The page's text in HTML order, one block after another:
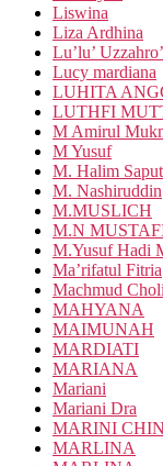
Liswina
Liza Ardhina
Lu’lu’ Uzzahro’
Lucy mardiana
LUHITA
LUTHFI
M Amirul
M Yusuf
M. Halim
M. Nashiruddin
M.MUSLICH
M.N
M.Yusuf Hadi
Ma’rifatul Fitria
Machmud
MAHYANA
MAIMUNAH
MARDIATI
MARIANA
Mariani
Mariani Dra
MARINI
MARLINA